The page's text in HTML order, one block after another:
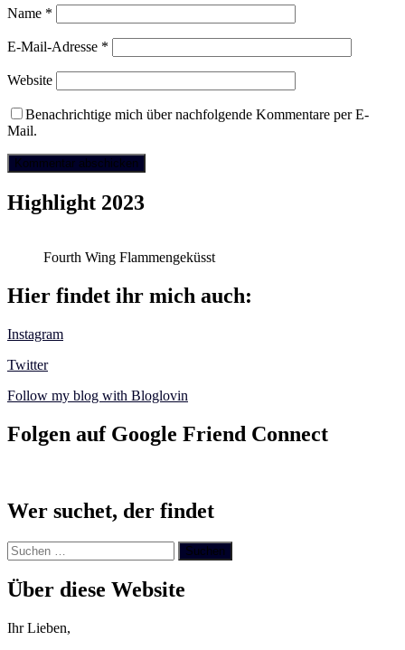
Name *
E-Mail-Adresse *
Website
Benachrichtige mich über nachfolgende Kommentare per E-
Mail.
Highlight 2023
Fourth Wing Flammengeküsst
Hier findet ihr mich auch:
Instagram
Twitter
Follow my blog with Bloglovin
Folgen auf Google Friend Connect
Wer suchet, der findet
Suchen
nach:
Über diese Website
Ihr Lieben,